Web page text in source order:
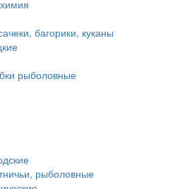
багорики, куканы
рыболовные
рыболовные